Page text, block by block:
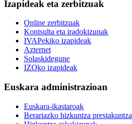
Izapideak eta zerbitzuak
Online zerbitzuak
Kontsulta eta iradokizunak
IVAPekiko izapideak
Azternet
Solaskidegune
IZOko izapideak
Euskara administrazioan
Euskara-ikastaroak
Berariazko hizkuntza prestakuntza